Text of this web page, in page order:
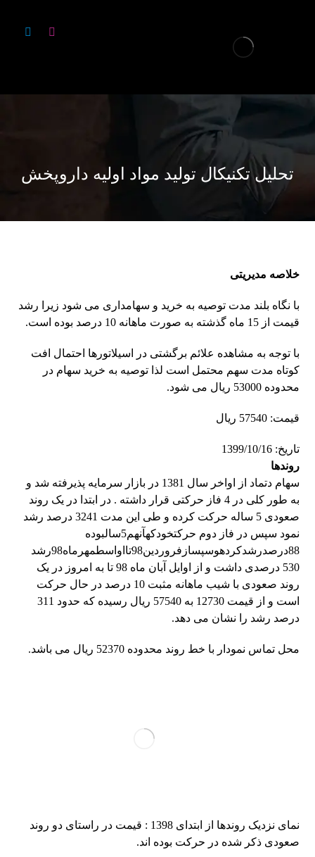
تحلیل تکنیکال تولید مواد اولیه داروپخش
خلاصه مدیریتی
با نگاه بلند مدت توصیه به خرید و سهامداری می شود زیرا رشد
قیمت از 15 ماه گذشته به صورت ماهانه 10 درصد بوده است.
با توجه به مشاهده علائم برگشتی در اسیلاتورها احتمال افت
کوتاه مدت سهم محتمل است لذا توصیه به خرید سهام در
محدوده 53000 ریال می شود.
قیمت: 57540 ریال
تاریخ: 1399/10/16
روندها
سهام دتماد از اواخر سال 1381 در بازار سرمایه پذیرفته شد و
به طور کلی در 4 فاز حرکتی قرار داشته . در ابتدا در یک روند
صعودی 5 ساله حرکت کرده و طی این مدت 3241 درصد رشد
نمود سپس در فاز دوم حرکتخودکهآنهم5سالبوده
88درصدرشدکردهوسپسازفروردین98تااواسطمهرماه98رشد
530 درصدی داشت و از اوایل آبان ماه 98 تا به امروز در یک
روند صعودی با شیب ماهانه مثبت 10 درصد در حال حرکت
است و از قیمت 12730 به 57540 ریال رسیده که حدود 311
درصد رشد را نشان می دهد.
محل تماس نمودار با خط روند محدوده 52370 ریال می باشد.
نمای نزدیک روندها از ابتدای 1398 : قیمت در راستای دو روند
صعودی ذکر شده در حرکت بوده اند.